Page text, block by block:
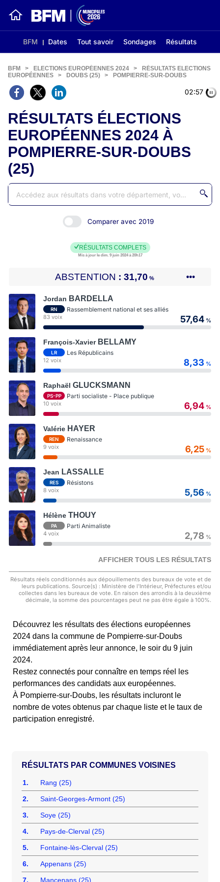
BFM Dates Tout savoir Sondages Résultats
02:56
BFM > ELECTIONS EUROPÉENNES 2024 >
RÉSULTATS ELECTIONS
EUROPÉENNES
> DOUBS (25) > POMPIERRE-SUR-DOUBS
RÉSULTATS ÉLECTIONS
EUROPÉENNES 2024 À
POMPIERRE-SUR-DOUBS
(25)
Comparer avec 2019
RÉSULTATS COMPLETS
Mis à jour le dim. 9 juin 2024 à 20h17
ABSTENTION 31,70 % •••
Jordan BARDELLA
RN Rassemblement national et ses alliés
83 voix 57,64 %
François-Xavier BELLAMY
LR Les Républicains
12 voix 8,33 %
Raphaël GLUCKSMANN
PS-PP Parti socialiste - Place publique
10 voix 6,94 %
Valérie HAYER
REN Renaissance
9 voix 6,25 %
Jean LASSALLE
RES Résistons
8 voix 5,56 %
Hélène THOUY
PA Parti Animaliste
4 voix 2,78 %
AFFICHER TOUS LES RÉSULTATS
Résultats réels conditionnés aux dépouillements des bureaux de vote et de
leurs publications. Source(s) : Ministère de l'Intérieur, Préfectures et/ou
collectes dans les bureaux de vote. En raison des arrondis à la deuxième
décimale, la somme des pourcentages peut ne pas être égale à 100%.
Découvrez les résultats des élections européennes
2024 dans la commune de Pompierre-sur-Doubs
immédiatement après leur annonce, le soir du 9 juin
2024.
Restez connectés pour connaître en temps réel les
performances des candidats aux européennes.
À Pompierre-sur-Doubs, les résultats incluront le
nombre de votes obtenus par chaque liste et le taux de
participation enregistré.
COMMUNES VOISINES
1. Rang (25)
2. Saint-Georges-Armont (25)
3. Soye (25)
4. Pays-de-Clerval (25)
5. Fontaine-lès-Clerval (25)
6. Appenans (25)
7. Mancenans (25)